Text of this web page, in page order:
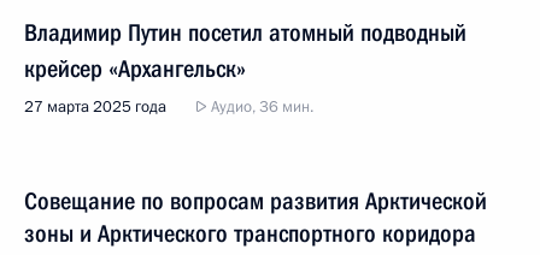
Владимир Путин посетил атомный подводный
крейсер «Архангельск»
27 марта 2025 года Аудио, 36 мин.
Совещание по вопросам развития Арктической
зоны и Арктического транспортного коридора